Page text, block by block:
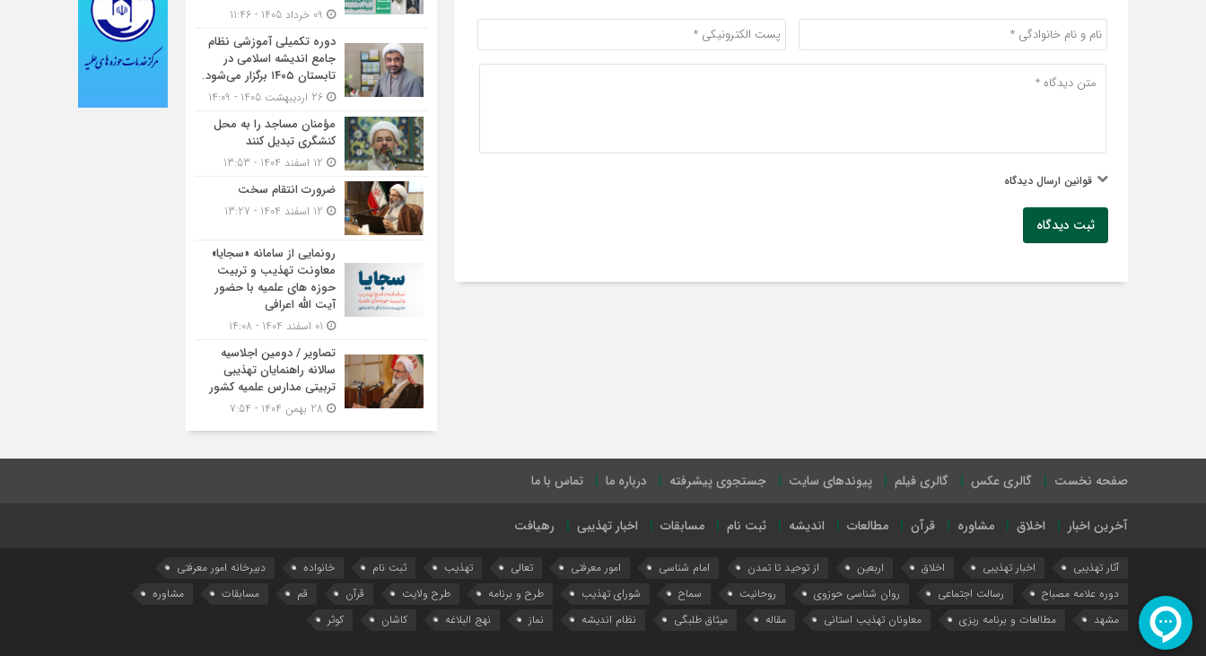
قوانین ارسال دیدگاه
ثبت دیدگاه
دوره تکمیلی آموزشی نظام
جامع اندیشه اسلامی در
تابستان ۱۴۰۵ برگزار می‌شود.
مؤمنان مساجد را به محل
کنشگری تبدیل کنند
ضرورت انتقام سخت
رونمایی از سامانه «سجایا»
معاونت تهذیب و تربیت
حوزه‌ های علمیه با حضور
آیت الله اعرافی
تصاویر / دومین اجلاسیه
سالانه راهنمایان تهذیبی
تربیتی مدارس علمیه کشور
صفحه نخست گالری عکس گالری فیلم پیوندهای سایت جستجوی پیشرفته درباره ما تماس با ما
آخرین اخبار اخلاق مشاوره قرآن مطالعات اندیشه ثبت نام مسابقات اخبار تهذیبی رهیافت
آثار تهذیبی اخبار تهذیبی اخلاق اربعین از توحید تا تمدن امام شناسی امور معرفتی تعالی تهذیب ثبت نام خانواده
دبیرخانه امور معرفتی
دوره علامه مصباح
رسالت اجتماعی روان شناسی حوزوی روحانیت سماح شورای تهذیب طرح و برنامه طرح ولایت قرآن قم مسابقات
مشاوره
مشهد
مطالعات و برنامه ریزی معاونان تهذیب استانی مقاله میثاق طلبگی نظام اندیشه نماز نهج البلاغه کاشان کوثر